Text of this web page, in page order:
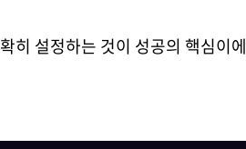
히 설정하는 것이 성공의 핵심이에